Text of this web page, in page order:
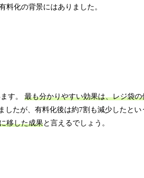
料化の背景にはありました。
す。 最も分かりやすい効果は、レジ袋
たが、有料化後は約7割も減少したとい
移した成果と言えるでしょう。